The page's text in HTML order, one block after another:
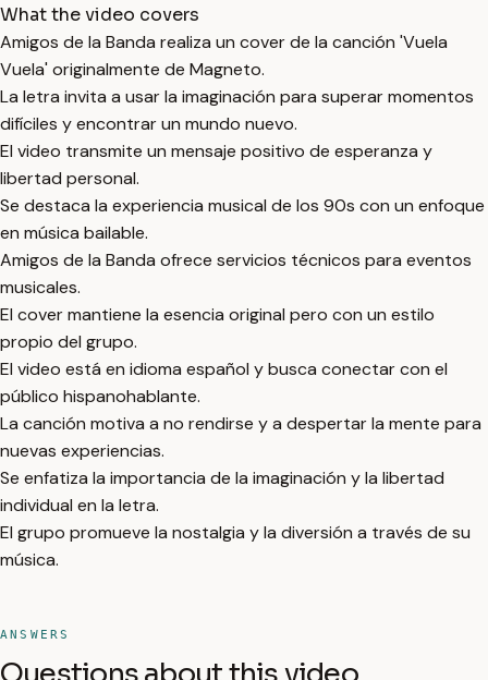
What the video covers
Amigos de la Banda realiza un cover de la canción 'Vuela
Vuela' originalmente de Magneto.
La letra invita a usar la imaginación para superar momentos
difíciles y encontrar un mundo nuevo.
El video transmite un mensaje positivo de esperanza y
libertad personal.
Se destaca la experiencia musical de los 90s con un enfoque
en música bailable.
Amigos de la Banda ofrece servicios técnicos para eventos
musicales.
El cover mantiene la esencia original pero con un estilo
propio del grupo.
El video está en idioma español y busca conectar con el
público hispanohablante.
La canción motiva a no rendirse y a despertar la mente para
nuevas experiencias.
Se enfatiza la importancia de la imaginación y la libertad
individual en la letra.
El grupo promueve la nostalgia y la diversión a través de su
música.
ANSWERS